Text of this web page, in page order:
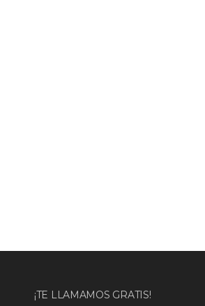
¡TE LLAMAMOS GRATIS!